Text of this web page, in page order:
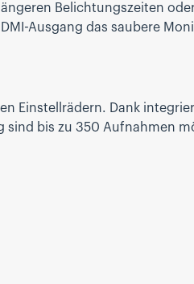
Belichtungszeiten
Ausgang das saubere
Einstellrädern. Dank
sind bis zu 350 Aufnahmen